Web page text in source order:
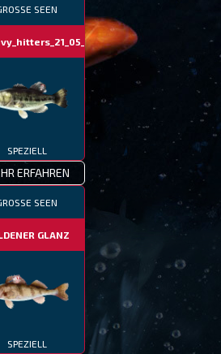
SEEN
SPEZIELL
ERFAHREN
SEEN
GLANZ
SPEZIELL